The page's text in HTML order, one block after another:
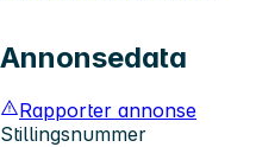
Annonsedata
Rapporter annonse
Stillingsnummer